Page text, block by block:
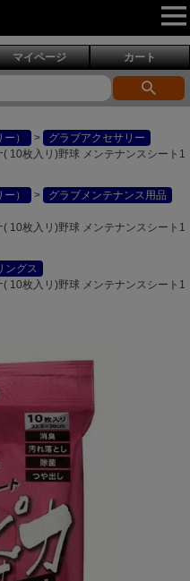
マイページ カート
）
グラブアクセサリー
10枚入リ)野球 メンテナンスシート1
）
グラブメンテナンス用品
10枚入リ)野球 メンテナンスシート1
ングス
10枚入リ)野球 メンテナンスシート1